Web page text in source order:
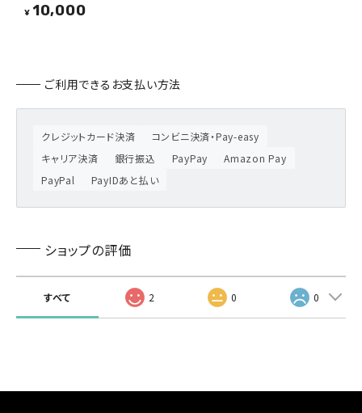
¥ 10,000
ご利用できるお支払い方法
クレジットカード決済
コンビニ決済・Pay-easy
キャリア決済
銀行振込 PayPay
Amazon Pay
PayPal
PayIDあと払い
ショップの評価
すべて 2 0 0